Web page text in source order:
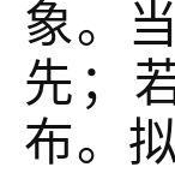
象。
先；
布。